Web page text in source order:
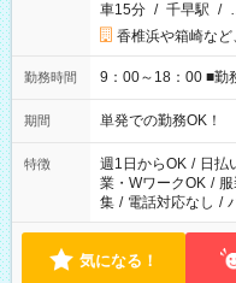
車15分 / 千早駅 /
香椎浜や箱崎など
勤務時間 9：00～18：00 ■勤
期間 単発での勤務OK！
特徴 週1日からOK / 日払
業・WワークOK /
集 / 電話対応なし /
気になる！